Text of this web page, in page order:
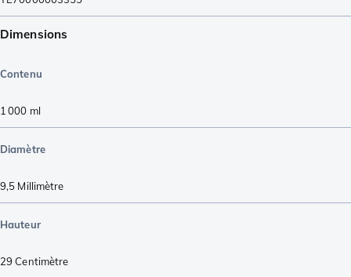
Dimensions
Contenu
1 000 ml
Diamètre
9,5 Millimètre
Hauteur
29 Centimètre